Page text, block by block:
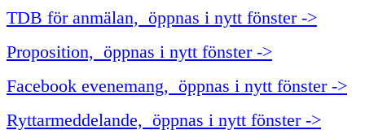
TDB för anmälan, öppnas i nytt fönster ->
Proposition, öppnas i nytt fönster ->
Facebook evenemang, öppnas i nytt fönster ->
Ryttarmeddelande, öppnas i nytt fönster ->